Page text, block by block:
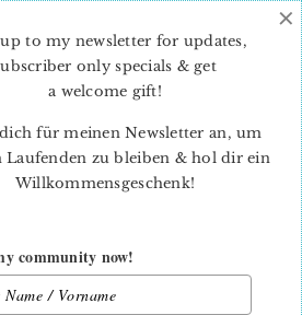
to my newsletter for updates,
only specials & get
a welcome gift!
für meinen Newsletter an, um
Laufenden zu bleiben & hol dir ein
Willkommensgeschenk!
community now!
×